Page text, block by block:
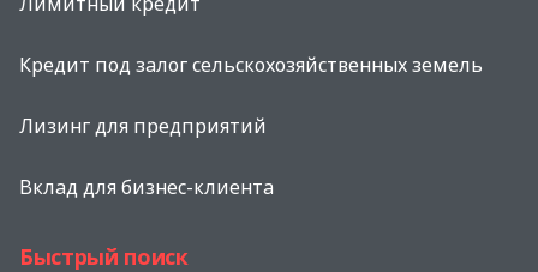
Кредит под залог сельскохозяйственных земель
Лизинг для предприятий
Вклад для бизнес-клиента
Быстрый поиск